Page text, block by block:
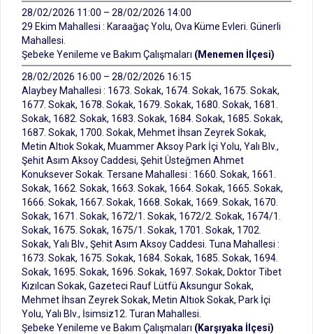
28/02/2026 11:00 – 28/02/2026 14:00
29 Ekim Mahallesi : Karaağaç Yolu, Ova Küme Evleri. Günerli
Mahallesi.
Şebeke Yenileme ve Bakım Çalışmaları (Menemen İlçesi)
28/02/2026 16:00 – 28/02/2026 16:15
Alaybey Mahallesi : 1673. Sokak, 1674. Sokak, 1675. Sokak,
1677. Sokak, 1678. Sokak, 1679. Sokak, 1680. Sokak, 1681.
Sokak, 1682. Sokak, 1683. Sokak, 1684. Sokak, 1685. Sokak,
1687. Sokak, 1700. Sokak, Mehmet İhsan Zeyrek Sokak,
Metin Altıok Sokak, Muammer Aksoy Park İçi Yolu, Yalı Blv.,
Şehit Asım Aksoy Caddesi, Şehit Üsteğmen Ahmet
Konuksever Sokak. Tersane Mahallesi : 1660. Sokak, 1661.
Sokak, 1662. Sokak, 1663. Sokak, 1664. Sokak, 1665. Sokak,
1666. Sokak, 1667. Sokak, 1668. Sokak, 1669. Sokak, 1670.
Sokak, 1671. Sokak, 1672/1. Sokak, 1672/2. Sokak, 1674/1.
Sokak, 1675. Sokak, 1675/1. Sokak, 1701. Sokak, 1702.
Sokak, Yalı Blv., Şehit Asım Aksoy Caddesi. Tuna Mahallesi :
1673. Sokak, 1675. Sokak, 1684. Sokak, 1685. Sokak, 1694.
Sokak, 1695. Sokak, 1696. Sokak, 1697. Sokak, Doktor Tibet
Kızılcan Sokak, Gazeteci Rauf Lütfü Aksungur Sokak,
Mehmet İhsan Zeyrek Sokak, Metin Altıok Sokak, Park İçi
Yolu, Yalı Blv., İsimsiz12. Turan Mahallesi.
Şebeke Yenileme ve Bakım Çalışmaları (Karşıyaka İlçesi)